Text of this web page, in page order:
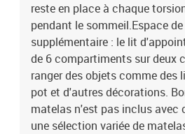
reste en place à chaque
pendant le sommeil.Espace
supplémentaire : le lit
de 6 compartiments sur deux
ranger des objets comme des
pot et d'autres décorations.
matelas n'est pas inclus avec
une sélection variée de